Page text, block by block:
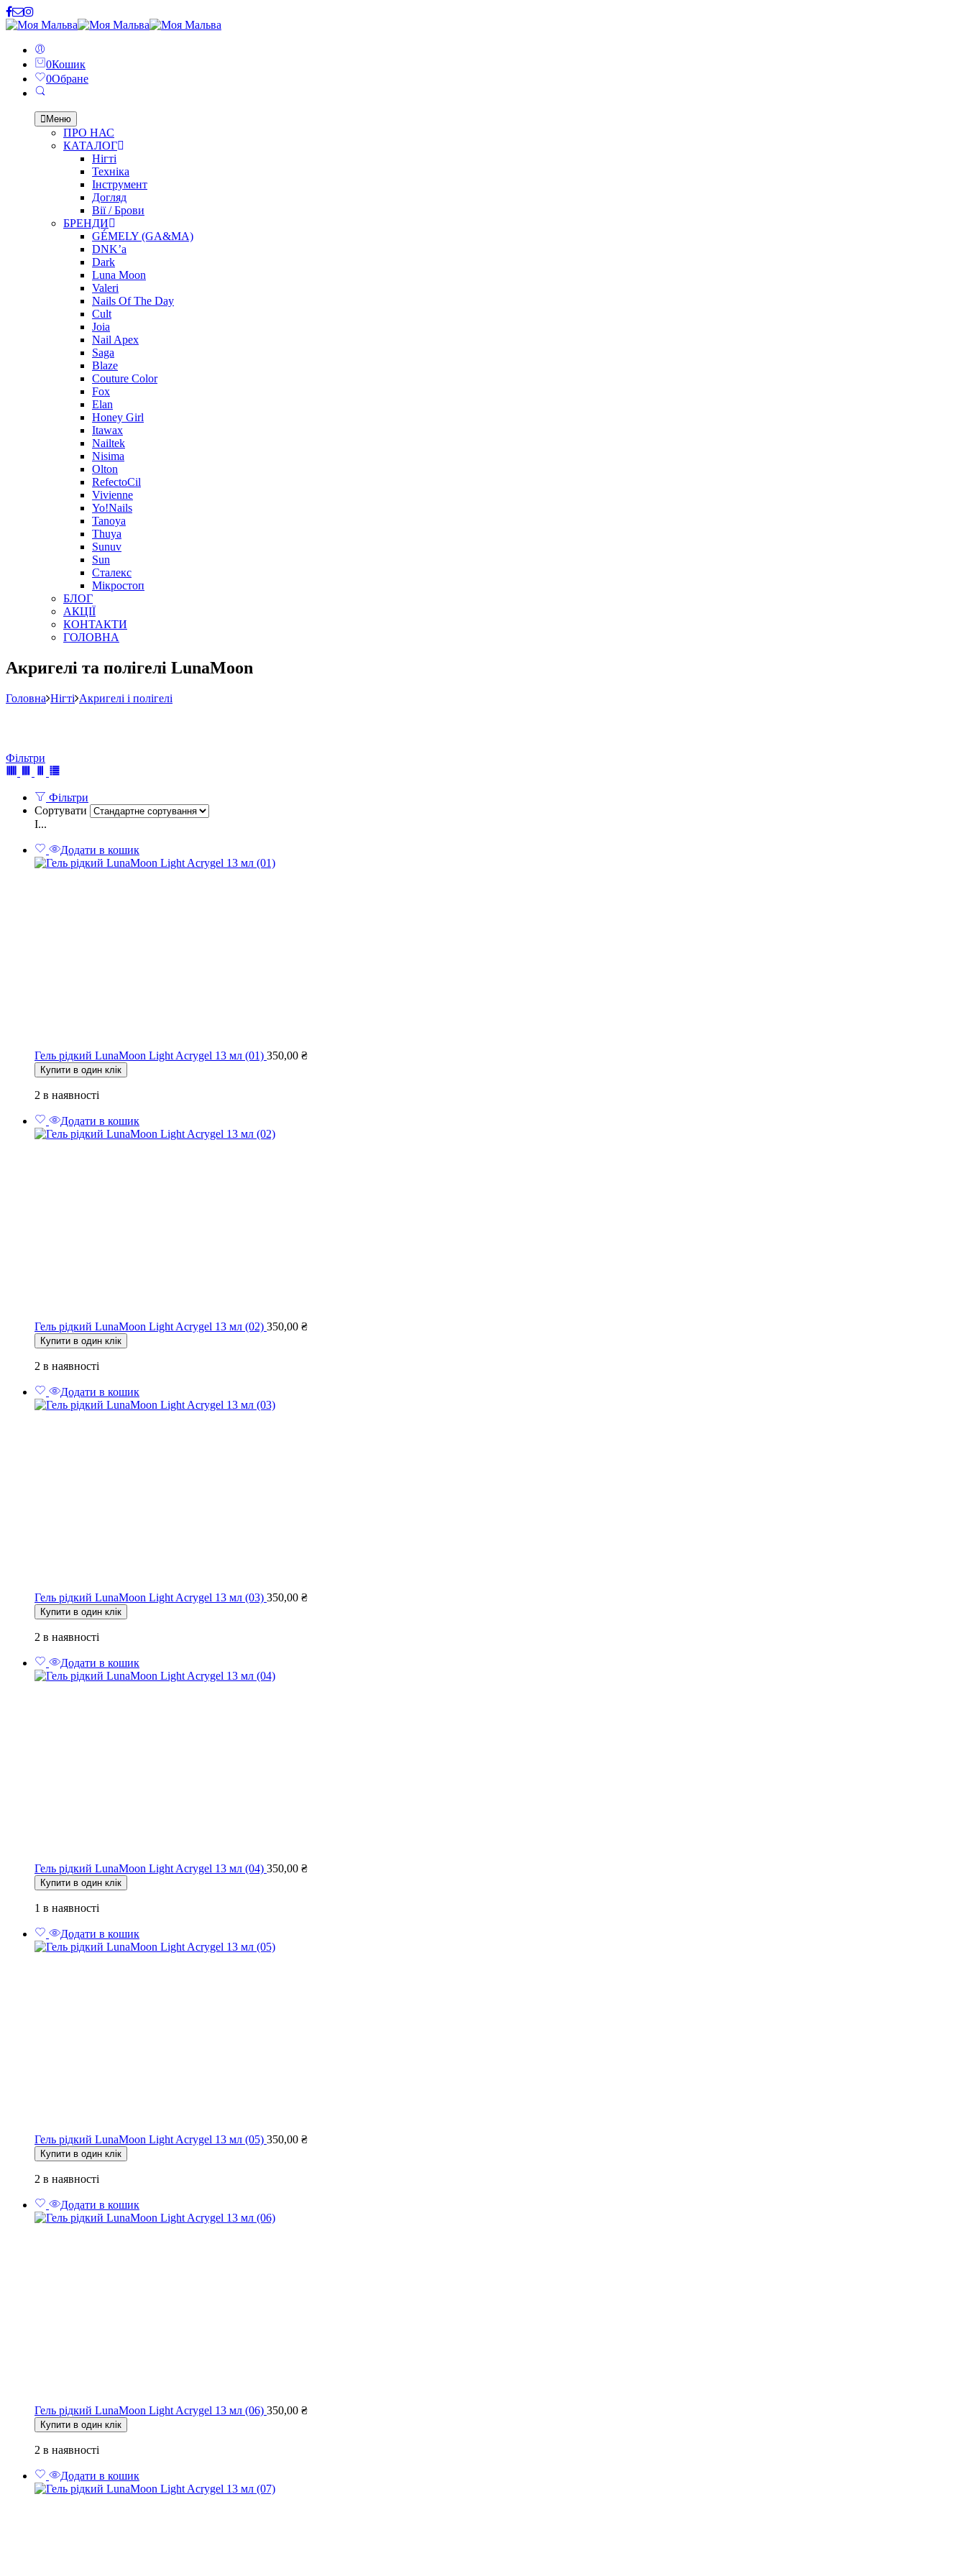
0Кошик
0Обране
Меню
ПРО НАС
КАТАЛОГ
Нігті
Техніка
Інструмент
Догляд
Вії / Брови
БРЕНДИ
GÉMELY (GA&MA)
DNK’a
Dark
Luna Moon
Valeri
Nails Of The Day
Cult
Joia
Nail Apex
Saga
Blaze
Couture Color
Fox
Elan
Honey Girl
Itawax
Nailtek
Nisima
Olton
RefectoCil
Vivienne
Yo!Nails
Tanoya
Thuya
Sunuv
Sun
Сталекс
Мікростоп
БЛОГ
АКЦІЇ
КОНТАКТИ
ГОЛОВНА
Акригелі та полігелі LunaMoon
Головна Нігті Акригелі і полігелі
Фільтри
Фільтри
Сортувати
І...
Додати в кошик
Гель рідкий LunaMoon Light Acrygel 13 мл (01) 350,00 ₴
Купити в один клік
2 в наявності
Додати в кошик
Гель рідкий LunaMoon Light Acrygel 13 мл (02) 350,00 ₴
Купити в один клік
2 в наявності
Додати в кошик
Гель рідкий LunaMoon Light Acrygel 13 мл (03) 350,00 ₴
Купити в один клік
2 в наявності
Додати в кошик
Гель рідкий LunaMoon Light Acrygel 13 мл (04) 350,00 ₴
Купити в один клік
1 в наявності
Додати в кошик
Гель рідкий LunaMoon Light Acrygel 13 мл (05) 350,00 ₴
Купити в один клік
2 в наявності
Додати в кошик
Гель рідкий LunaMoon Light Acrygel 13 мл (06) 350,00 ₴
Купити в один клік
2 в наявності
Додати в кошик